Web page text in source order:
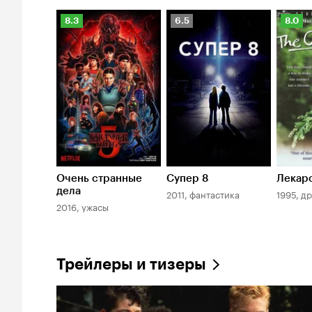
Рейтинг
Кинопоиска
8.3
8.3
Очень странные
дела
2016, ужасы
Рейтинг
Кинопоиска
6.5
6.5
Супер 8
2011, фантастика
8.0
8.0
1995,
Трейлеры и тизеры